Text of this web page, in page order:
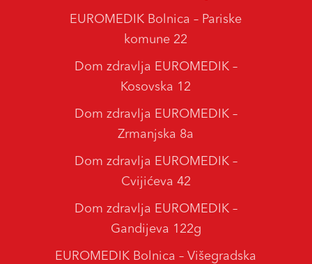
EUROMEDIK Bolnica – Pariske
komune 22
Dom zdravlja EUROMEDIK –
Kosovska 12
Dom zdravlja EUROMEDIK –
Zrmanjska 8a
Dom zdravlja EUROMEDIK –
Cvijićeva 42
Dom zdravlja EUROMEDIK –
Gandijeva 122g
EUROMEDIK Bolnica – Višegradska